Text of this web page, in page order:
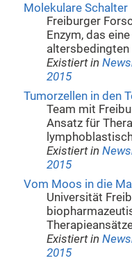
Molekulare Schalter
Freiburger
Enzym, das
Existiert in
2015
Tumorzellen in den
Team mit
Ansatz für
Existiert in
2015
Vom Moos in die
Universität
Existiert in
2015